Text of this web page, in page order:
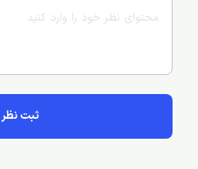
ثبت نظر